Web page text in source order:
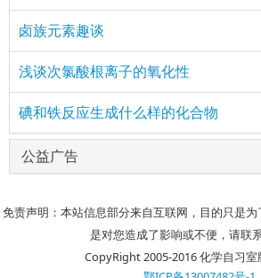
卤族元素趣谈
浅谈次氯酸根离子的氧化性
碘和铁反应生成什么样的化合物
公益广告
免责声明：本站信息部分来自互联网，目的只是
是对您造成了影响或不便，请联系
CopyRight 2005-2016 化学自习室